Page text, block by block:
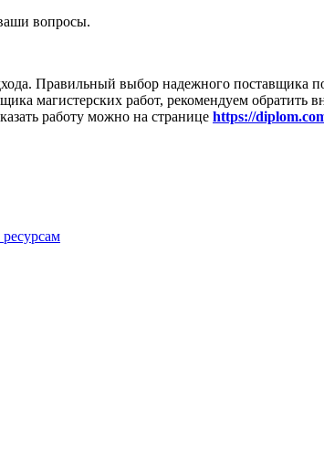
вопросы.
Правильный выбор надежного поставщика
магистерских работ, рекомендуем обратить
работу можно на странице https://